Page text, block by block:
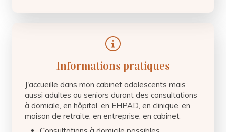
Informations pratiques
J'accueille dans mon cabinet adolescents mais
aussi adultes ou seniors durant des consultations
à domicile, en hôpital, en EHPAD, en clinique, en
maison de retraite, en entreprise, en cabinet.